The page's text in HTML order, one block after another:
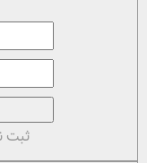
ثبت